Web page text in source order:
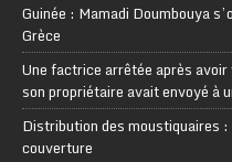
Guinée : Mamadi Doumbouya
Grèce
Une factrice arrêtée après
son propriétaire avait envoyé à
Distribution des moustiquaires
couverture